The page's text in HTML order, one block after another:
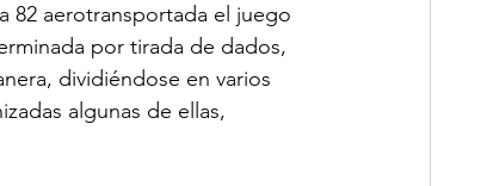
82 aerotransportada el juego
por tirada de dados,
dividiéndose en varios
algunas de ellas,